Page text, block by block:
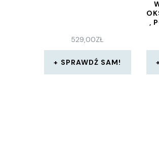
529,00ZŁ
SPRAWDŹ SAM!
,